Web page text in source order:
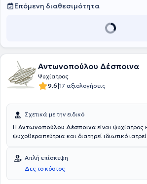
συνεχίζει ενεργά την ερευνητική του
Επόμενη διαθεσιμότητα
Αντωνοπούλου Δέσποινα
Ψυχίατρος
9.6|17 αξιολογήσεις
Σχετικά με την ειδικό
Η Αντωνοπούλου Δέσποινα είναι ψυχίατρος
ψυχοθεραπεύτρια και διατηρεί ιδιωτικό
Ψυχικής Υγείας Γυναικών στο Αιγινήτειο νοσοκομείο.
από την Ιατρική Σχολή του Αριστοτελείου
Θεσσαλονίκης. Ειδικεύτηκε στην Ψυχιατρική
Αιγινήτειο νοσοκομείο και στο Ελληνικό
Απλή επίσκεψη
Δες το κόστος